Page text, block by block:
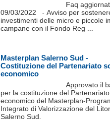
Faq
09/03/2022 - Avviso per
investimenti delle micro e piccole
campane con il Fondo Reg ...
Masterplan Salerno Sud -
Costituzione del Partenariato
economico
Approvato il
per la costituzione del
economico del Masterplan-
Integrato di Valorizzazione del
Salerno Sud.